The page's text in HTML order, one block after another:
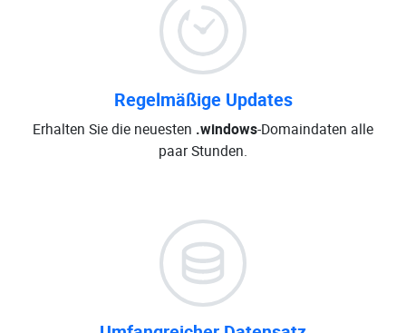
Regelmäßige Updates
Erhalten Sie die neuesten .windows-Domaindaten alle
paar Stunden.